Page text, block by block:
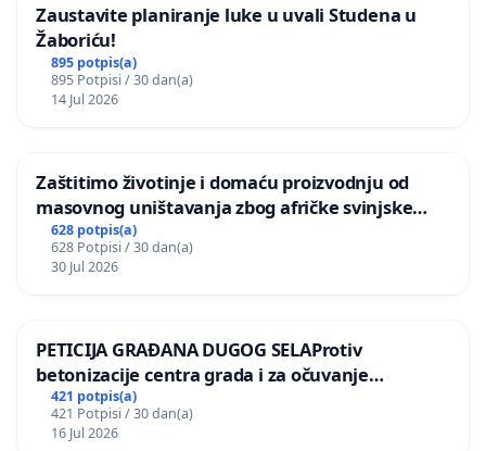
Zaustavite planiranje luke u uvali Studena u
Žaboriću!
895 potpis(a)
895 Potpisi / 30 dan(a)
14 Jul 2026
Zaštitimo životinje i domaću proizvodnju od
masovnog uništavanja zbog afričke svinjske
kuge
628 potpis(a)
628 Potpisi / 30 dan(a)
30 Jul 2026
PETICIJA GRAĐANA DUGOG SELAProtiv
betonizacije centra grada i za očuvanje
postojećih zelenih površina i odraslih stabala pri
donošenju izmjena urbanističkog plana
421 potpis(a)
421 Potpisi / 30 dan(a)
16 Jul 2026